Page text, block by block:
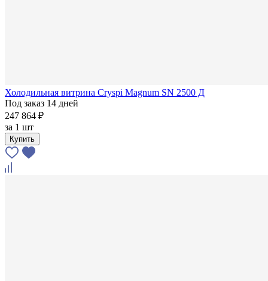
Холодильная витрина Cryspi Magnum SN 2500 Д
Под заказ 14 дней
247 864 ₽
за 1 шт
Купить